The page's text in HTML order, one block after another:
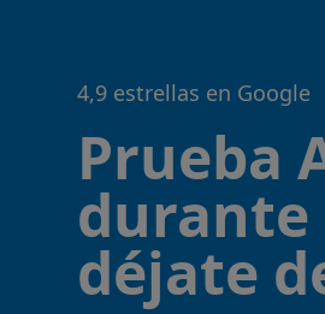
4,9 estrellas en Google
Prueba
durante
déjate